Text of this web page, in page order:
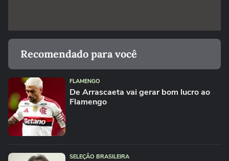
Recomendado para você
FLAMENGO
De Arrascaeta vai gerar bom lucro ao
Flamengo
SELEÇÃO BRASILEIRA